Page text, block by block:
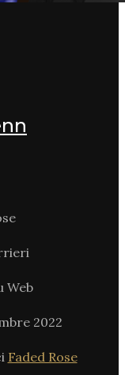
Web
2022
Faded Rose